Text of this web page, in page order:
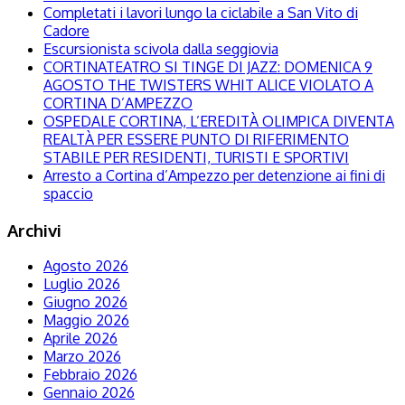
Completati i lavori lungo la ciclabile a San Vito di
Cadore
Escursionista scivola dalla seggiovia
CORTINATEATRO SI TINGE DI JAZZ: DOMENICA 9
AGOSTO THE TWISTERS WHIT ALICE VIOLATO A
CORTINA D’AMPEZZO
OSPEDALE CORTINA, L’EREDITÀ OLIMPICA DIVENTA
REALTÀ PER ESSERE PUNTO DI RIFERIMENTO
STABILE PER RESIDENTI, TURISTI E SPORTIVI
Arresto a Cortina d’Ampezzo per detenzione ai fini di
spaccio
Archivi
Agosto 2026
Luglio 2026
Giugno 2026
Maggio 2026
Aprile 2026
Marzo 2026
Febbraio 2026
Gennaio 2026